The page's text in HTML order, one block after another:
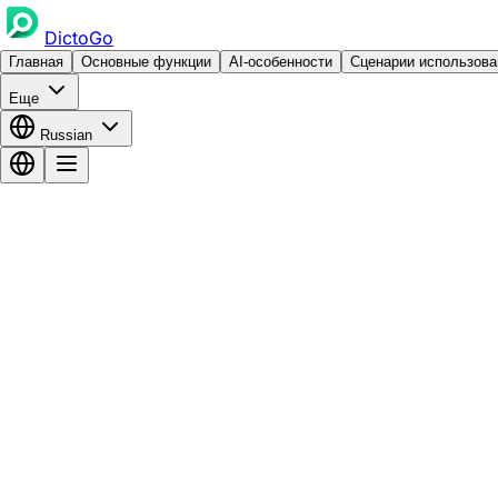
DictoGo
Главная Основные функции AI-особенности Сценарии
Еще
Russian